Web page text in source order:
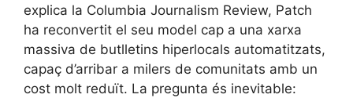
explica la Columbia Journalism Review, Patch
ha reconvertit el seu model cap a una xarxa
massiva de butlletins hiperlocals automatitzats,
capaç d’arribar a milers de comunitats amb un
cost molt reduït. La pregunta és inevitable: